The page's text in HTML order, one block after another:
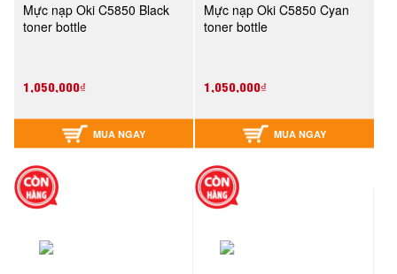
Mực nạp Oki C5850 Black
toner bottle
1,050,000₫
MUA NGAY
Mực nạp Oki C5850 Cyan
toner bottle
1,050,000₫
MUA NGAY